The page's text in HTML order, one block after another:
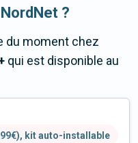
?
du moment chez
qui est disponible au
kit auto-installable